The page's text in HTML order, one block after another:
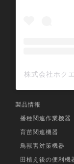
株式会社ホク
製品情報
播種関連作業機器
育苗関連機器
鳥獣害対策機器
田植え後の便利機